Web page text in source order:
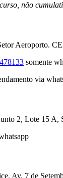
não
Aeroporto.
somente
via
2, Lote 15
Av. 7 de